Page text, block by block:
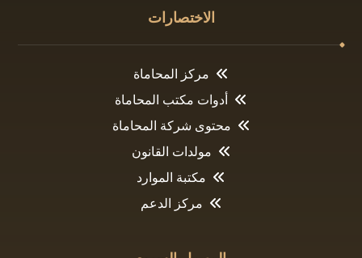
الاختصارات
مركز المحاماة
أدوات مكتب المحاماة
محتوى شركة المحاماة
مولدات القانون
مكتبة الموارد
مركز الدعم